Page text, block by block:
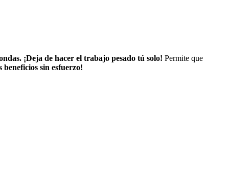
¡Deja de hacer el trabajo pesado tú solo! Permite que
beneficios sin esfuerzo!